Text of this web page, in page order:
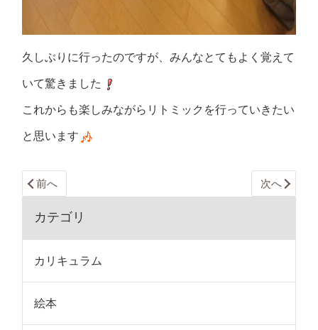
久しぶりに行ったのですが、みんなとてもよく覚えて
いて驚きました
これからも楽しみながらリトミックを行っていきたい
と思います
前へ 次へ
カテゴリ
カリキュラム
絵本